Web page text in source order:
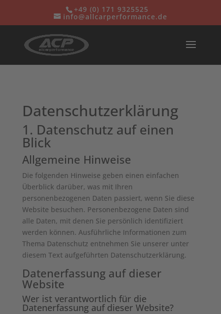
+49 (0) 171 9325525
info@allcarperformance.de
Datenschutz­erklärung
1. Datenschutz auf einen
Blick
Allgemeine Hinweise
Die folgenden Hinweise geben einen einfachen
Überblick darüber, was mit Ihren
personenbezogenen Daten passiert, wenn Sie diese
Website besuchen. Personenbezogene Daten sind
alle Daten, mit denen Sie persönlich identifiziert
werden können. Ausführliche Informationen zum
Thema Datenschutz entnehmen Sie unserer unter
diesem Text aufgeführten Datenschutzerklärung.
Datenerfassung auf dieser
Website
Wer ist verantwortlich für die
Datenerfassung auf dieser Website?